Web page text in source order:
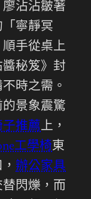
沾沾皺著
寧靜冥
手從桌上
秘笈》封
時之需。
景象震驚
推薦上，
工學椅東
辦公家具
閃爍，而